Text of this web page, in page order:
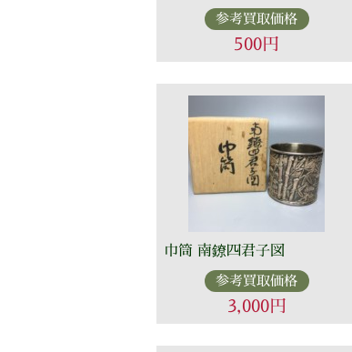
参考買取価格
500円
巾筒 南鐐四君子図
参考買取価格
3,000円